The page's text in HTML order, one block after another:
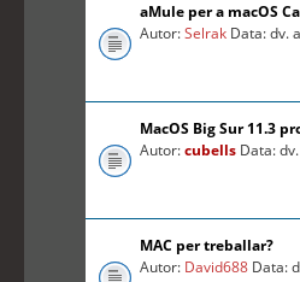
aMule per a macOS
Autor:Selrak Data: dv.
MacOS Big Sur 11.3
Autor:cubells Data:
MAC per treballar?
Autor: David688 Data: